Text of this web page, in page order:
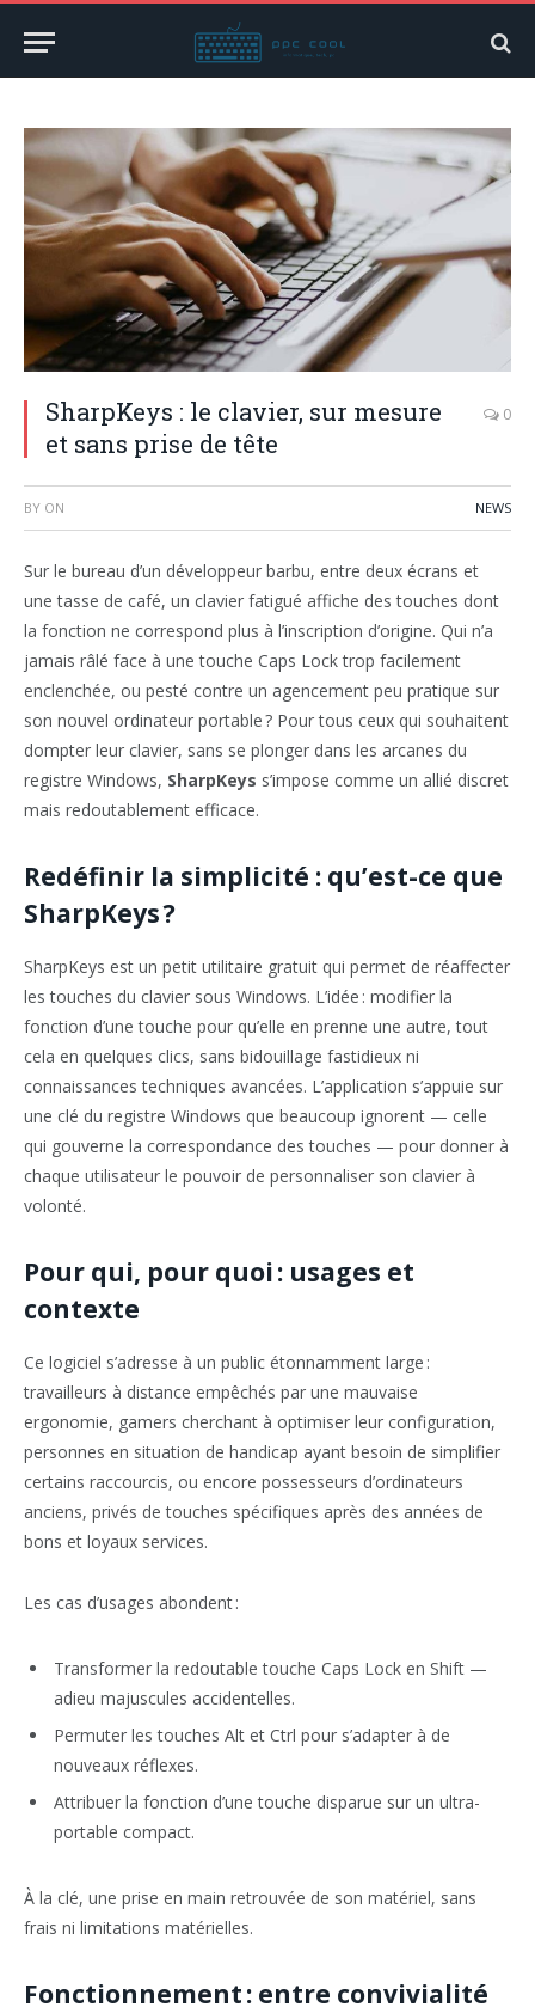
SharpKeys : le clavier, sur mesure
et sans prise de tête
0
BY ON NEWS
Sur le bureau d’un développeur barbu, entre deux écrans et
une tasse de café, un clavier fatigué affiche des touches dont
la fonction ne correspond plus à l’inscription d’origine. Qui n’a
jamais râlé face à une touche Caps Lock trop facilement
enclenchée, ou pesté contre un agencement peu pratique sur
son nouvel ordinateur portable ? Pour tous ceux qui souhaitent
dompter leur clavier, sans se plonger dans les arcanes du
registre Windows, SharpKeys s’impose comme un allié discret
mais redoutablement efficace.
Redéfinir la simplicité : qu’est-ce que
SharpKeys ?
SharpKeys est un petit utilitaire gratuit qui permet de réaffecter
les touches du clavier sous Windows. L’idée : modifier la
fonction d’une touche pour qu’elle en prenne une autre, tout
cela en quelques clics, sans bidouillage fastidieux ni
connaissances techniques avancées. L’application s’appuie sur
une clé du registre Windows que beaucoup ignorent — celle
qui gouverne la correspondance des touches — pour donner à
chaque utilisateur le pouvoir de personnaliser son clavier à
volonté.
Pour qui, pour quoi : usages et
contexte
Ce logiciel s’adresse à un public étonnamment large :
travailleurs à distance empêchés par une mauvaise
ergonomie, gamers cherchant à optimiser leur configuration,
personnes en situation de handicap ayant besoin de simplifier
certains raccourcis, ou encore possesseurs d’ordinateurs
anciens, privés de touches spécifiques après des années de
bons et loyaux services.
Les cas d’usages abondent :
Transformer la redoutable touche Caps Lock en Shift —
adieu majuscules accidentelles.
Permuter les touches Alt et Ctrl pour s’adapter à de
nouveaux réflexes.
Attribuer la fonction d’une touche disparue sur un ultra-
portable compact.
À la clé, une prise en main retrouvée de son matériel, sans
frais ni limitations matérielles.
Fonctionnement : entre convivialité